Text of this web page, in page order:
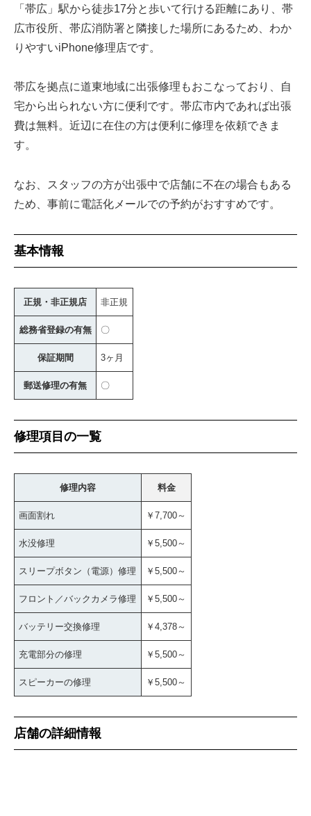
「帯広」駅から徒歩17分と歩いて行ける距離にあり、帯
広市役所、帯広消防署と隣接した場所にあるため、わか
りやすいiPhone修理店です。
帯広を拠点に道東地域に出張修理もおこなっており、自
宅から出られない方に便利です。帯広市内であれば出張
費は無料。近辺に在住の方は便利に修理を依頼できま
す。
なお、スタッフの方が出張中で店舗に不在の場合もある
ため、事前に電話化メールでの予約がおすすめです。
基本情報
正規・非正規店 非正規
総務省登録の有無 〇
保証期間 3ヶ月
郵送修理の有無 〇
修理項目の一覧
修理内容 料金
画面割れ ￥7,700～
水没修理 ￥5,500～
スリープボタン（電源）修理 ￥5,500～
フロント／バックカメラ修理 ￥5,500～
バッテリー交換修理 ￥4,378～
充電部分の修理 ￥5,500～
スピーカーの修理 ￥5,500～
店舗の詳細情報